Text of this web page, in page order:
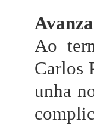
Ao
Carlos
unha